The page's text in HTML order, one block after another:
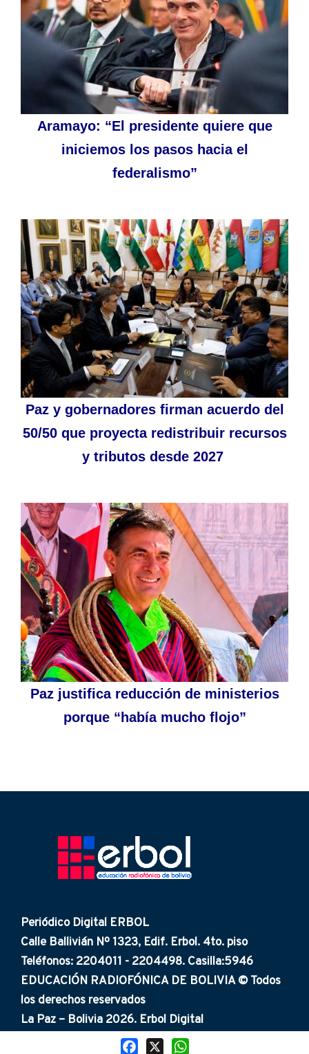
Facebook
Aramayo: “El presidente quiere que
iniciemos los pasos hacia el
federalismo”
Paz y gobernadores firman acuerdo del
50/50 que proyecta redistribuir recursos
y tributos desde 2027
Paz justifica reducción de ministerios
porque “había mucho flojo”
Periódico Digital ERBOL
Calle Ballivián Nº 1323, Edif. Erbol. 4to. piso
Teléfonos: 2204011 - 2204498. Casilla:5946
EDUCACIÓN RADIOFÓNICA DE BOLIVIA © Todos
los derechos reservados
La Paz – Bolivia 2026. Erbol Digital